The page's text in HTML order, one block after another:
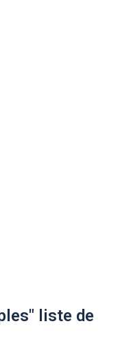
liste de